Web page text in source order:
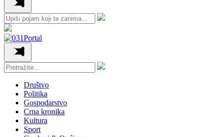
Društvo
Politika
Gospodarstvo
Crna kronika
Kultura
Sport